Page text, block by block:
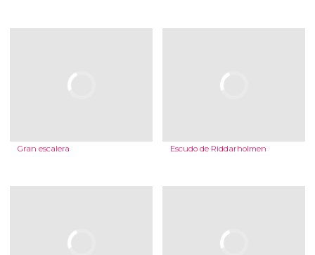
Gran escalera Escudo de Riddarholmen